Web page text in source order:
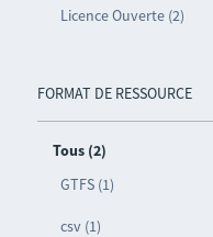
Licence Ouverte (2)
FORMAT DE RESSOURCE
Tous (2)
GTFS (1)
csv (1)